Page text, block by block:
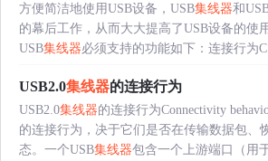
方便简洁地使用USB设备，USB集线器和
的幕后工作，从而大大提高了USB设备的使
USB集线器必须支持的功能如下：连接行为
USB2.0集线器的连接行为
USB2.0集线器的连接行为Connectivity
的连接行为，决于它们是否在传输数据包、
态。一个USB集线器包含一个上游端口（用